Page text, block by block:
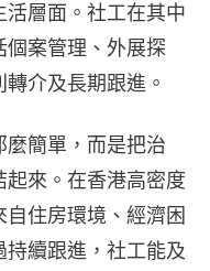
層面。社工在其中
案管理、外展探
介及長期跟進。
簡單，而是把治
來。在香港高密度
住房環境、經濟困
續跟進，社工能及